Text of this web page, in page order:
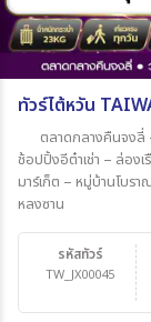
ทัวร์ไต้หวัน
ตลาดกลางคืนจงลี่
ช้อปปิ้งอีต๋าเช่า – ล่อง
มาร์เก็ต – หมู่บ้านโบร
หลงซาน
รหัสทัวร์
TW_JX00045